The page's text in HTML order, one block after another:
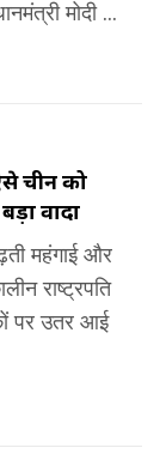
मोदी ...
चीन को
वादा
महंगाई और
राष्ट्रपति
पर उतर आई